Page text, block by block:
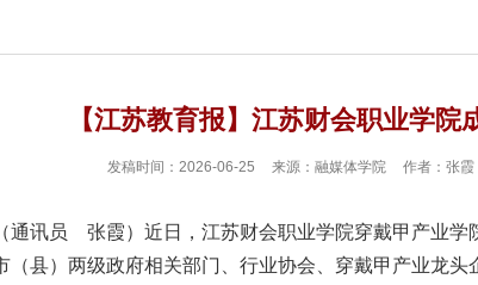
【江苏教育报】江苏财会职业学院
发稿时间：2026-06-25 来源：融媒体学院 作者：张霞
通讯员 张霞） 近日，江苏财会职业学院穿戴甲产业学
（县）两级政府相关部门、行业协会、穿戴甲产业龙